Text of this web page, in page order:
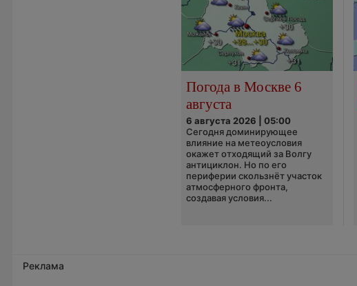
Погода в Москве 6
августа
6 августа 2026 | 05:00
Сегодня доминирующее
влияние на метеоусловия
окажет отходящий за Волгу
антициклон. Но по его
периферии скользнёт участок
атмосферного фронта,
создавая условия...
Реклама